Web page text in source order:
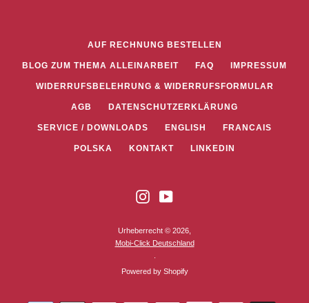
AUF RECHNUNG BESTELLEN
BLOG ZUM THEMA ALLEINARBEIT FAQ IMPRESSUM
WIDERRUFSBELEHRUNG & WIDERRUFSFORMULAR
AGB DATENSCHUTZERKLÄRUNG
SERVICE / DOWNLOADS ENGLISH FRANCAIS
POLSKA KONTAKT LINKEDIN
Instagram
Urheberrecht © 2026,
Mobi-Click Deutschland
Powered by Shopify